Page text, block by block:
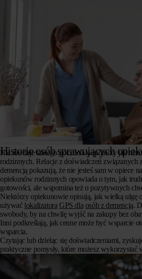
Historie osób sprawujących
Nic nie daje takiego poczucia wspólnoty jak
rodzinnych. Relacje z doświadczeń związanych
demencją pokazują, że nie jesteś sam w opiece
opiekunów rodzinnych opowiada o tym, jak
gotowości, ale wspomina też o pozytywnych
Niektórzy opiekunowie opisują, jak wielką ulgę
używać lokalizatora GPS dla osób z demencją.
swobody, by na chwilę wyjść na zakupy bez
Inni podkreślają, jak cenne może być wsparcie
wsparcia.
Czytając lub dzieląc się doświadczeniami,
praktyczne pomysły, które możesz wykorzystać